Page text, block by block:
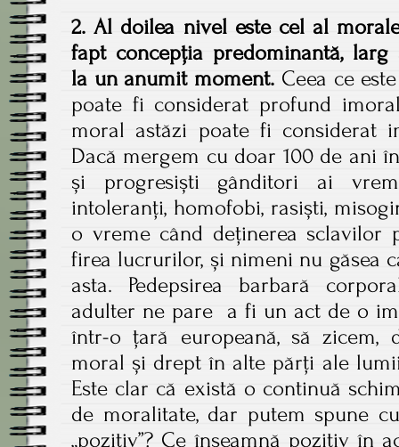
2. Al doilea nivel este cel al
fapt concepția predominantă, larg
la un anumit moment. Ceea ce
poate fi considerat profund
moral astăzi poate fi considerat
Dacă mergem cu doar 100 de ani
și progresiști gânditori ai
intoleranți, homofobi, rasiști,
o vreme când deținerea sclavilor
firea lucrurilor, și nimeni nu găsea
asta. Pedepsirea barbară
adulter ne pare a fi un act de o
într-o țară europeană, să zicem,
moral și drept în alte părți ale
Este clar că există o continuă
de moralitate, dar putem spune
„pozitiv”? Ce înseamnă pozitiv în